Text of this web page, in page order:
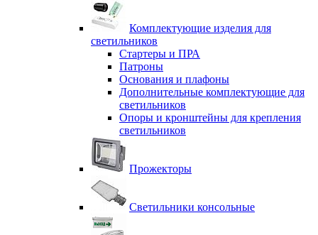
Комплектующие изделия для
светильников
Стартеры и ПРА
Патроны
Основания и плафоны
Дополнительные комплектующие для
светильников
Опоры и кронштейны для крепления
светильников
Прожекторы
Светильники консольные